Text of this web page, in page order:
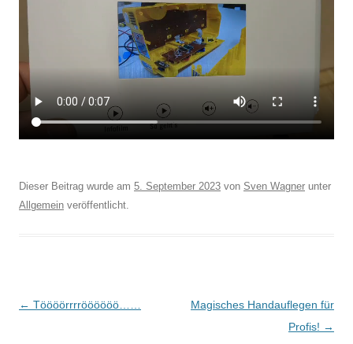
Dieser Beitrag wurde am 5. September 2023 von Sven Wagner unter
Allgemein veröffentlicht.
Beitragsnavigation
← Töööörrrröööööö……
Magisches Handauflegen für
Profis! →